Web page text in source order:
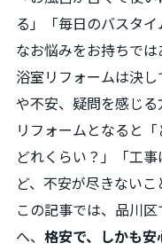
る」「毎日のバスタ
なお悩みをお持ちでは
浴室リフォームは決
や不安、疑問を感じ
リフォームとなると
どれくらい？」「工
ど、不安が尽きないこ
この記事では、品川
へ、 格安で、しかも